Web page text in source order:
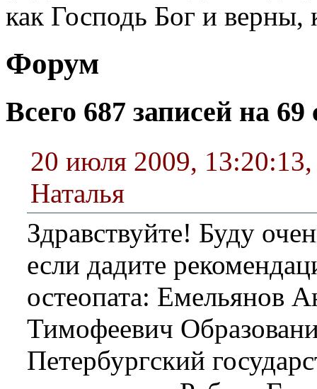
как Господь Бог и верны,
Форум
Всего 687 записей на
20 июля 2009, 13:20:13
Наталья
Здравствуйте! Буду
если дадите
остеопата: Емельянов
Тимофеевич
Петербургский